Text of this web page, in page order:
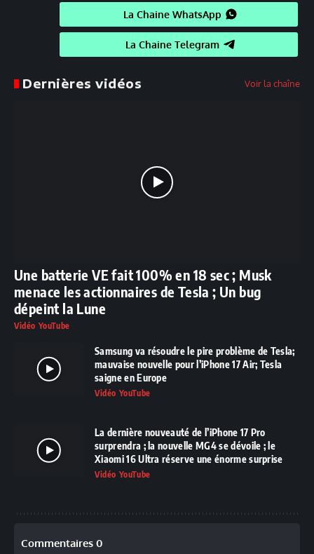
La Chaine WhatsApp
La Chaine Telegram
Dernières vidéos Voir la chaîne
Une batterie VE fait 100% en 18 sec ; Musk
menace les actionnaires de Tesla ; Un bug
dépeint la Lune
Vidéo YouTube
Samsung va résoudre le pire problème de Tesla;
mauvaise nouvelle pour l’iPhone 17 Air; Tesla
saigne en Europe
Vidéo YouTube
La dernière nouveauté de l’iPhone 17 Pro
surprendra ; la nouvelle MG4 se dévoile ; le
Xiaomi 16 Ultra réserve une énorme surprise
Vidéo YouTube
Commentaires 0